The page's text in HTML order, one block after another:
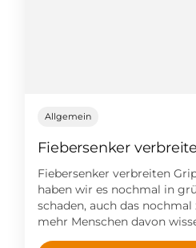
Allgemein
Fiebersenker
Fiebersenker verbreiten
haben wir es nochmal in
schaden, auch das
mehr Menschen davon